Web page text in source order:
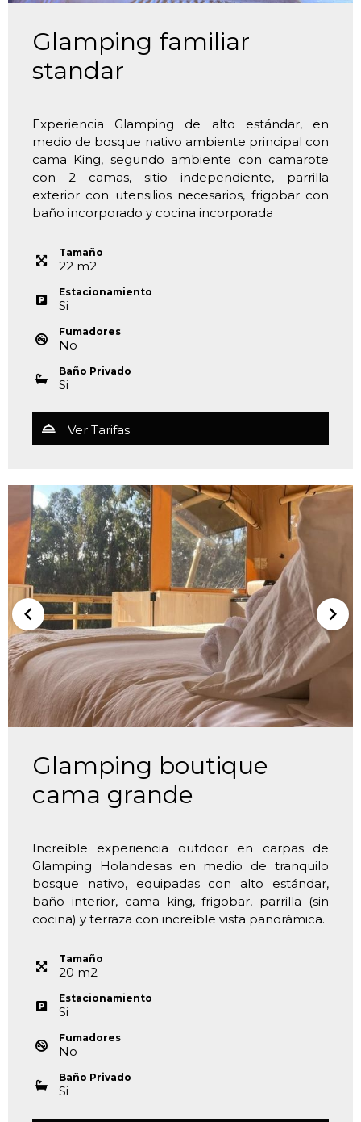
Glamping familiar
standar
Experiencia Glamping de alto estándar, en
medio de bosque nativo ambiente principal con
cama King, segundo ambiente con camarote
con 2 camas, sitio independiente, parrilla
exterior con utensilios necesarios, frigobar con
baño incorporado y cocina incorporada
Tamaño
22 m2
Estacionamiento
Si
Fumadores
No
Baño Privado
Si
Ver Tarifas
Glamping boutique
cama grande
Increíble experiencia outdoor en carpas de
Glamping Holandesas en medio de tranquilo
bosque nativo, equipadas con alto estándar,
baño interior, cama king, frigobar, parrilla (sin
cocina) y terraza con increíble vista panorámica.
Tamaño
20 m2
Estacionamiento
Si
Fumadores
No
Baño Privado
Si